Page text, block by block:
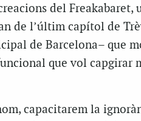
del Freakabaret,
de l’últim capítol de
de Barcelona– que
que vol capgirar
capacitarem la